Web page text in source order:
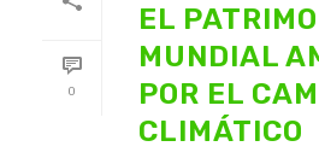
0
EL
MUNDIAL
POR EL
CLIMÁTICO